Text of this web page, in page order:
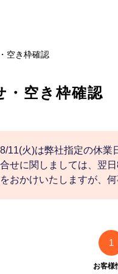
空き枠確認
・空き枠確認
11(火)は弊社指定の休業
せに関しましては、翌
おかけいたしますが、
1
お客様